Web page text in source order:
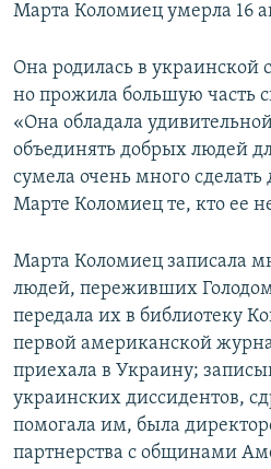
Марта Коломиец умерла 16
Она родилась в
но прожила большую часть
«Она обладала
объединять добрых людей
сумела очень много
Марте Коломиец те, кто ее
Марта Коломиец записала
людей, переживших
передала их в библиотеку
первой американской
приехала в Украину;
украинских диссидентов,
помогала им, была
партнерства с общинами